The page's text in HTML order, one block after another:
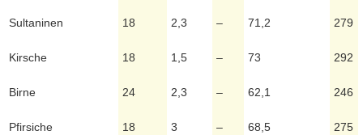
Sultaninen 18 2,3 – 71,2 279
Kirsche 18 1,5 – 73 292
Birne 24 2,3 – 62,1 246
Pfirsiche 18 3 – 68,5 275